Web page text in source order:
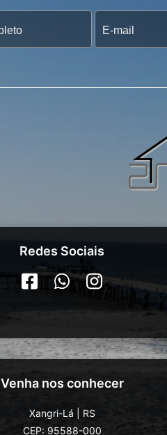
Redes Sociais
Venha nos conhecer
Xangri-Lá
RS
CEP: 95588-000